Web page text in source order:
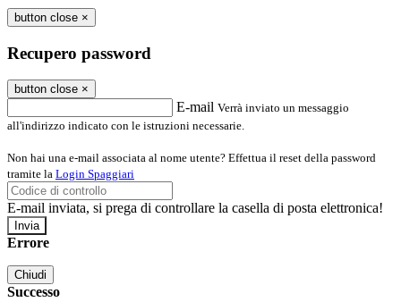
button close ×
Recupero password
button close ×
E-mail Verrà inviato un messaggio
all'indirizzo indicato con le istruzioni necessarie.
Non hai una e-mail associata al nome utente? Effettua il reset della password
tramite la Login Spaggiari
E-mail inviata, si prega di controllare la casella di posta elettronica!
Errore
Chiudi
Successo